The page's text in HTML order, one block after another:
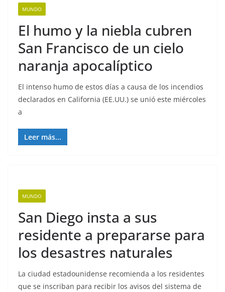
MUNDO
El humo y la niebla cubren
San Francisco de un cielo
naranja apocalíptico
El intenso humo de estos días a causa de los incendios
declarados en California (EE.UU.) se unió este miércoles
a
Leer más...
MUNDO
San Diego insta a sus
residente a prepararse para
los desastres naturales
La ciudad estadounidense recomienda a los residentes
que se inscriban para recibir los avisos del sistema de